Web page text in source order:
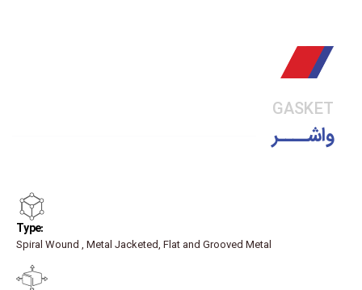
GASKET
واشــــر
:Type
Spiral Wound , Metal Jacketed, Flat and Grooved Metal